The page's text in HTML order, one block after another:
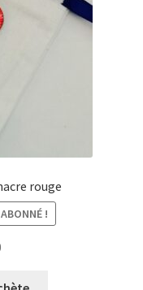
rouge
!
prix :